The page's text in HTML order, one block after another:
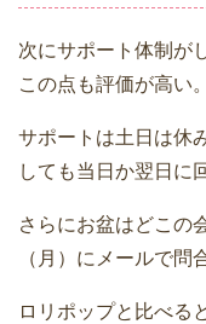
次にサポート体制が
この点も評価が高い。
サポートは土日は休
しても当日か翌日に
さらにお盆はどこの
（月）にメールで問
ロリポップと比べる